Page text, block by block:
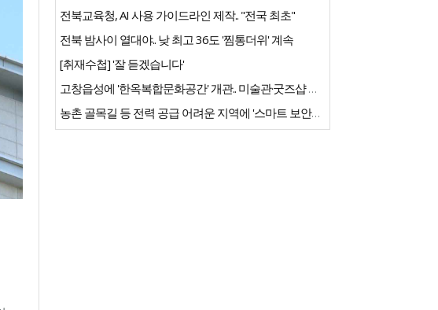
전북교육청, AI 사용 가이드라인 제작.. "전국 최초"
전북 밤사이 열대야.. 낮 최고 36도 '찜통더위' 계속
[취재수첩] '잘 듣겠습니다'
고창읍성에 '한옥복합문화공간' 개관.. 미술관·굿즈샵 갖춰
농촌 골목길 등 전력 공급 어려운 지역에 '스마트 보안등' 도입